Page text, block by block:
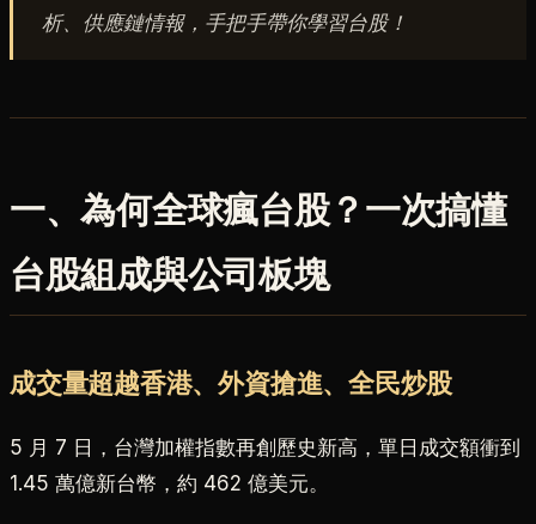
析、供應鏈情報，手把手帶你學習台股！
一、為何全球瘋台股？一次搞懂
台股組成與公司板塊
成交量超越香港、外資搶進、全民炒股
5 月 7 日，台灣加權指數再創歷史新高，單日成交額衝到
1.45 萬億新台幣，約 462 億美元。